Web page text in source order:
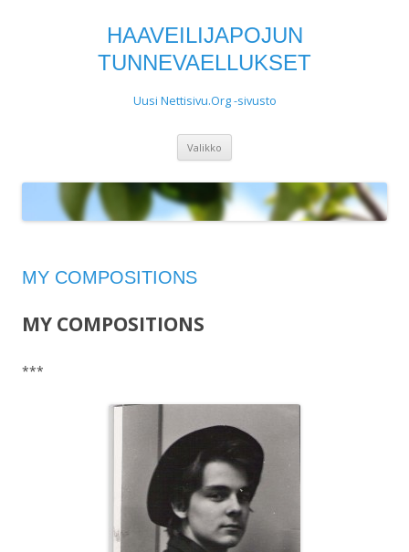
HAAVEILIJAPOJUN
TUNNEVAELLUKSET
Uusi Nettisivu.Org -sivusto
Valikko
MY COMPOSITIONS
MY COMPOSITIONS
***